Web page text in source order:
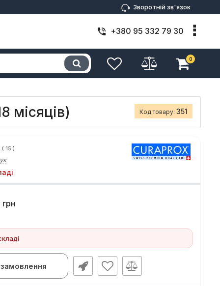
Зворотній зв'язок
+380 95 332 79 30
0
місяців) Код товару: 351
( 15 )
грн